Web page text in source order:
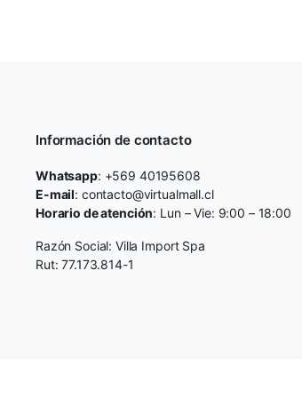
Información de contacto
Whatsapp: +569 40195608
E-mail: contacto@virtualmall.cl
Horario de atención: Lun – Vie: 9:00 – 18:00
Razón Social: Villa Import Spa
Rut: 77.173.814-1